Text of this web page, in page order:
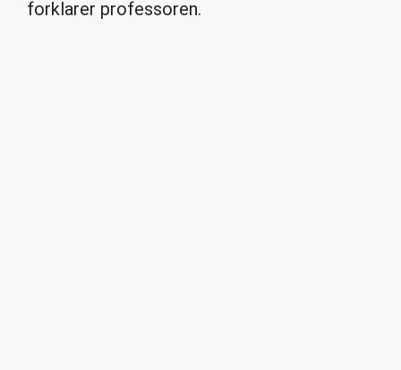
forklarer professoren.